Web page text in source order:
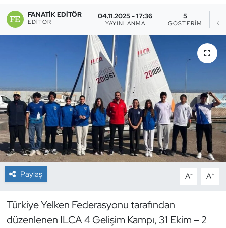
FANATIK EDITÖR
EDITÖR
04.11.2025 - 17:36
YAYINLANMA
5
GÖSTERIM
Paylaş A- A+
Türkiye Yelken Federasyonu tarafından
düzenlenen ILCA 4 Gelişim Kampı, 31 Ekim – 2
Briç
Buz Hokeyi
Çim Hokeyi
Cimnastik
Curling
Dağcılık
Dövüş Sanatı